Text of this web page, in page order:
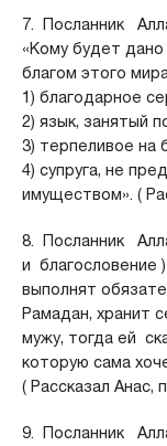
7. Посланник
«Кому будет
благом этого
1) благодарное
2) язык, занятый
3) терпеливое на
4) супруга, не
имуществом». (
8. Посланник
и благословение
выполнят
Рамадан, хранит
мужу, тогда ей
которую сама
( Рассказал Анас,
9. Посланник